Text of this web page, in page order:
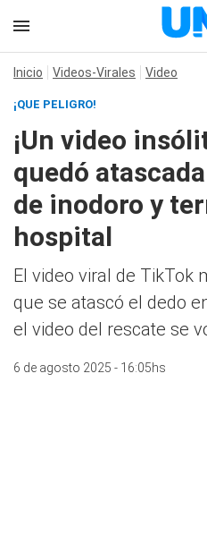
Inicio Videos-Virales Video
¡QUE PELIGRO!
¡Un video
quedó
de inodoro y
hospital
El video viral de TikTok
que se atascó el dedo
el video del rescate se
6 de agosto 2025 - 16:05hs